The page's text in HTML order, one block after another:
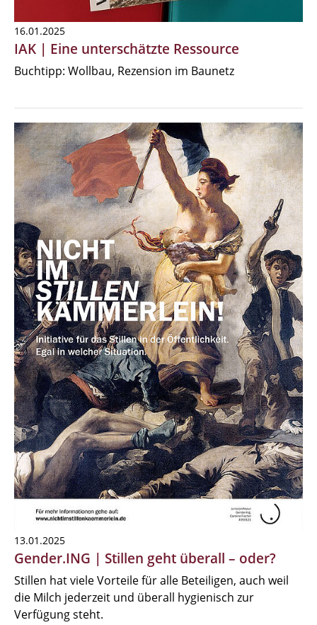
16.01.2025
IAK | Eine unterschätzte Ressource
Buchtipp: Wollbau, Rezension im Baunetz
13.01.2025
Gender.ING | Stillen geht überall – oder?
Stillen hat viele Vorteile für alle Beteiligen, auch weil
die Milch jederzeit und überall hygienisch zur
Verfügung steht.